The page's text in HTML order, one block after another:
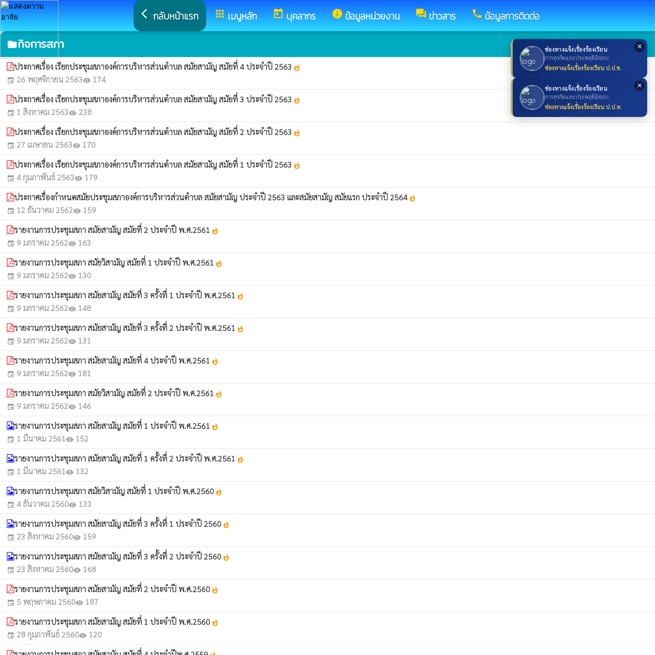
✕
ช่องทางแจ้งเรื่องร้องเรียน
การทุจริตและประพฤติมิชอบ
ช่องทางแจ้งเรื่องร้องเรียน ป.ป.ช.
✕
ช่องทางแจ้งเรื่องร้องเรียน
การทุจริตและประพฤติมิชอบ
ช่องทางแจ้งเรื่องร้องเรียน ป.ป.ท.
arrow_back_ios กลับหน้าแรก appsเมนูหลัก todayบุคลากร infoข้อมูลหน่วยงาน forumข่าวสาร callข้อมูลการติดต่อ
folderกิจการสภา
ประกาศเรื่อง เรียกประชุมสภาองค์การบริหารส่วนตำบล สมัยสามัญ สมัยที่ 4 ประจำปี 2563 whatshot
event 26 พฤศจิกายน 2563visibility 174
ประกาศเรื่อง เรียกประชุมสภาองค์การบริหารส่วนตำบล สมัยสามัญ สมัยที่ 3 ประจำปี 2563 whatshot
event 1 สิงหาคม 2563visibility 238
ประกาศเรื่อง เรียกประชุมสภาองค์การบริหารส่วนตำบล สมัยสามัญ สมัยที่ 2 ประจำปี 2563 whatshot
event 27 เมษายน 2563visibility 170
ประกาศเรื่อง เรียกประชุมสภาองค์การบริหารส่วนตำบล สมัยสามัญ สมัยที่ 1 ประจำปี 2563 whatshot
event 4 กุมภาพันธ์ 2563visibility 179
ประกาศเรื่องกำหนดสมัยประชุมสภาองค์การบริหารส่วนตำบล สมัยสามัญ ประจำปี 2563 และสมัยสามัญ สมัยแรก ประจำปี 2564 whatshot
event 12 ธันวาคม 2562visibility 159
รายงานการประชุมสภา สมัยสามัญ สมัยที่ 2 ประจำปี พ.ศ.2561 whatshot
event 9 มกราคม 2562visibility 163
รายงานการประชุมสภา สมัยวิสามัญ สมัยที่ 1 ประจำปี พ.ศ.2561 whatshot
event 9 มกราคม 2562visibility 130
รายงานการประชุมสภา สมัยสามัญ สมัยที่ 3 ครั้งที่ 1 ประจำปี พ.ศ.2561 whatshot
event 9 มกราคม 2562visibility 148
รายงานการประชุมสภา สมัยสามัญ สมัยที่ 3 ครั้งที่ 2 ประจำปี พ.ศ.2561 whatshot
event 9 มกราคม 2562visibility 131
รายงานการประชุมสภา สมัยสามัญ สมัยที่ 4 ประจำปี พ.ศ.2561 whatshot
event 9 มกราคม 2562visibility 181
รายงานการประชุมสภา สมัยวิสามัญ สมัยที่ 2 ประจำปี พ.ศ.2561 whatshot
event 9 มกราคม 2562visibility 146
รายงานการประชุมสภา สมัยสามัญ สมัยที่ 1 ประจำปี พ.ศ.2561 whatshot
event 1 มีนาคม 2561visibility 152
รายงานการประชุมสภา สมัยสามัญ สมัยที่ 1 ครั้งที่ 2 ประจำปี พ.ศ.2561 whatshot
event 1 มีนาคม 2561visibility 132
รายงานการประชุมสภา สมัยวิสามัญ สมัยที่ 1 ประจำปี พ.ศ.2560 whatshot
event 4 ธันวาคม 2560visibility 133
รายงานการประชุมสภา สมัยสามัญ สมัยที่ 3 ครั้งที่ 1 ประจำปี 2560 whatshot
event 23 สิงหาคม 2560visibility 159
รายงานการประชุมสภา สมัยสามัญ สมัยที่ 3 ครั้งที่ 2 ประจำปี 2560 whatshot
event 23 สิงหาคม 2560visibility 168
รายงานการประชุมสภา สมัยสามัญ สมัยที่ 2 ประจำปี พ.ศ.2560 whatshot
event 5 พฤษภาคม 2560visibility 187
รายงานการประชุมสภา สมัยสามัญ สมัยที่ 1 ประจำปี พ.ศ.2560 whatshot
event 28 กุมภาพันธ์ 2560visibility 120